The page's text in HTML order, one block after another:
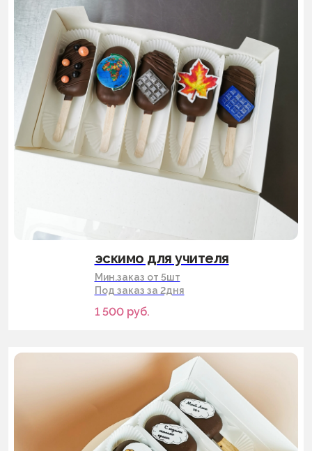
эскимо для учителя
Мин.заказ от 5шт
Под заказ за 2дня
1 500 руб.